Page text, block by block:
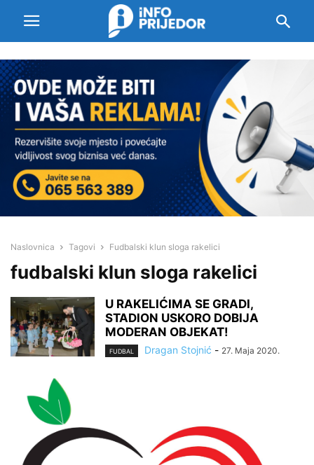
Naslovnica Tagovi Fudbalski klun sloga rakelici
fudbalski klun sloga rakelici
U RAKELIĆIMA SE GRADI,
STADION USKORO DOBIJA
MODERAN OBJEKAT!
FUDBAL Dragan Stojnić - 27. Maja 2020.